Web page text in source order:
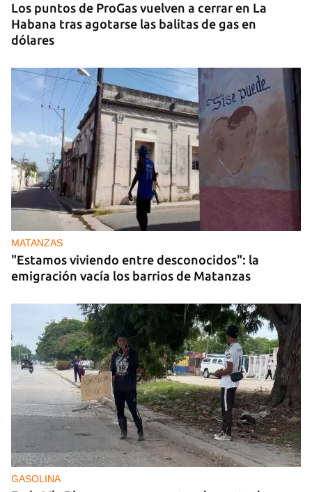
Los puntos de ProGas vuelven a cerrar en La
Habana tras agotarse las balitas de gas en
dólares
MATANZAS
"Estamos viviendo entre desconocidos": la
emigración vacía los barrios de Matanzas
GASOLINA